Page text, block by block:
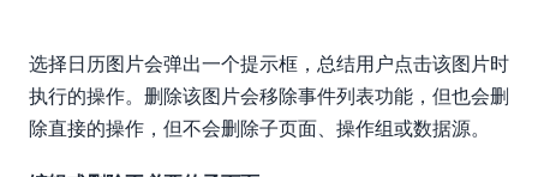
选择日历图片会弹出一个提示框，总结用户点击该图片时
执行的操作。删除该图片会移除事件列表功能，但也会删
除直接的操作，但不会删除子页面、操作组或数据源。